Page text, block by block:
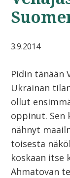
3.9.2014
Pidin tänään
Ukrainan
ollut
oppinut. Sen
nähnyt
toisesta
koskaan itse
Ahmatovan